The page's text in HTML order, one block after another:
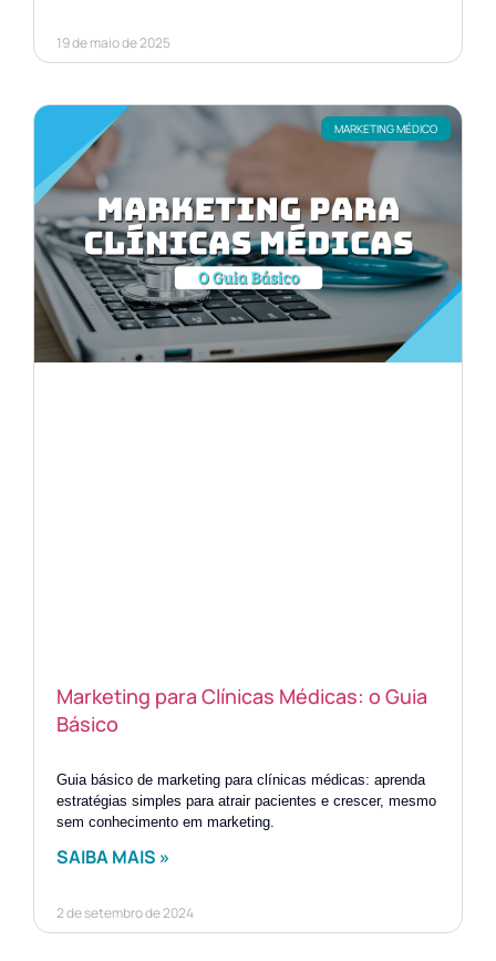
19 de maio de 2025
MARKETING MÉDICO
Marketing para Clínicas Médicas: o Guia
Básico
Guia básico de marketing para clínicas médicas: aprenda
estratégias simples para atrair pacientes e crescer, mesmo
sem conhecimento em marketing.
SAIBA MAIS »
2 de setembro de 2024